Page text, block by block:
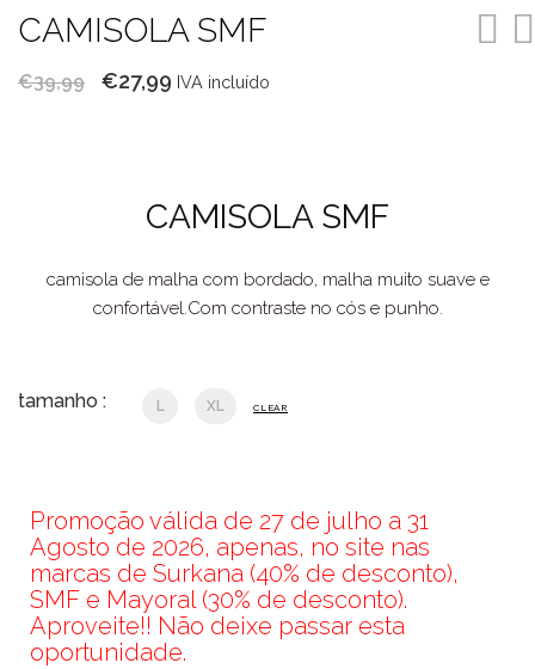
CAMISOLA SMF
€39,99
O
€39,99.
€27,99 O
€27,99.
IVA incluído
CAMISOLA SMF
camisola de malha com bordado, malha muito suave e
confortável.Com contraste no cós e punho.
tamanho : L XL CLEAR
Promoção válida de 27 de julho a 31
Agosto de 2026, apenas, no site nas
marcas de Surkana (40% de desconto),
SMF e Mayoral (30% de desconto).
Aproveite!! Não deixe passar esta
oportunidade.